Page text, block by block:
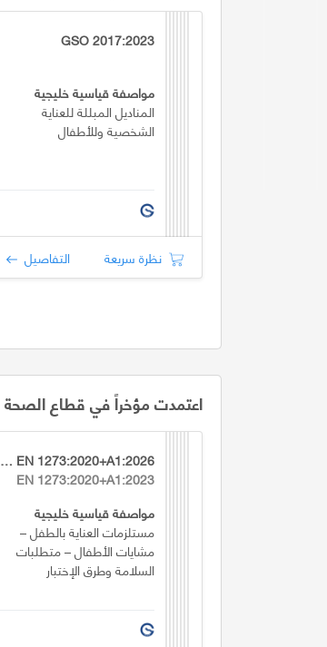
GSO 2017:2023
مواصفة قياسية خليجية
المناديل المبللة للعناية
الشخصية وللأطفال
نظرة سريعة التفاصيل
اعتمدت مؤخراً في قطاع الصحة
GSO EN 1273:2020+A1:2026
EN 1273:2020+A1:2023
مواصفة قياسية خليجية
مستلزمات العناية بالطفل –
مشايات الأطفال – متطلبات
السلامة وطرق الإختبار